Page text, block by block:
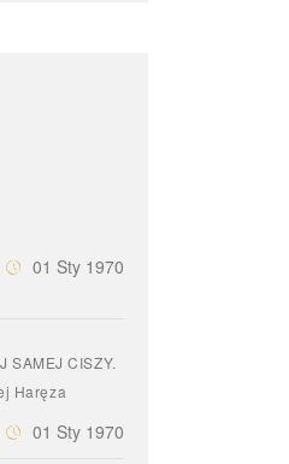
01 Sty 1970
SAMEJ CISZY.
Haręza
01 Sty 1970